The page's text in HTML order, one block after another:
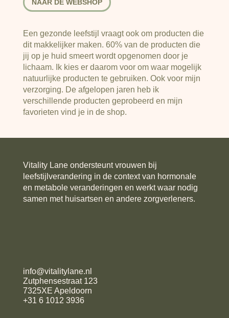
NAAR DE WEBSHOP
Een gezonde leefstijl vraagt ook om producten die
dit makkelijker maken. 60% van de producten die
jij op je huid smeert wordt opgenomen door je
lichaam. Ik kies er daarom voor om waar mogelijk
natuurlijke producten te gebruiken. Ook voor mijn
verzorging. De afgelopen jaren heb ik
verschillende producten geprobeerd en mijn
favorieten vind je in de shop.
Vitality Lane ondersteunt vrouwen bij
leefstijlverandering in de context van hormonale
en metabole veranderingen en werkt waar nodig
samen met huisartsen en andere zorgverleners.
info@vitalitylane.nl
Zutphensestraat 123
7325XE Apeldoorn
+31 6 1012 3936